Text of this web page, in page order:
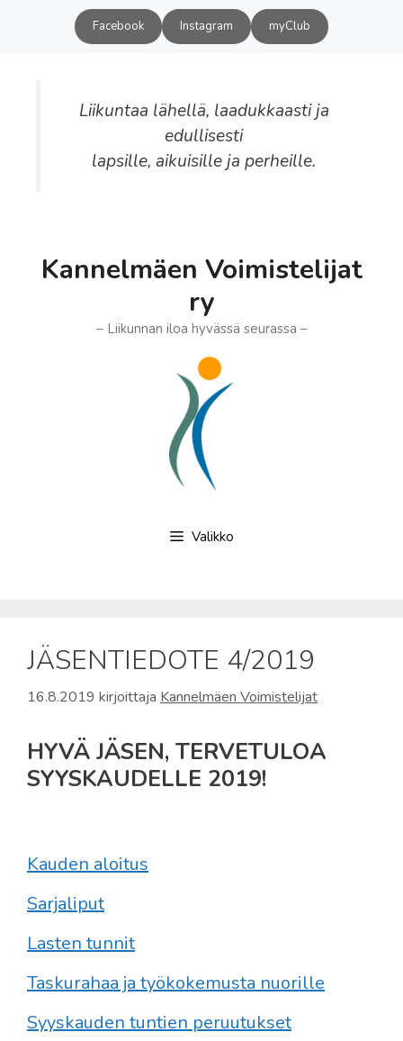
Facebook Instagram myClub
Liikuntaa lähellä, laadukkaasti ja
edullisesti
lapsille, aikuisille ja perheille.
Kannelmäen Voimistelijat
ry
– Liikunnan iloa hyvässä seurassa –
Valikko
JÄSENTIEDOTE 4/2019
16.8.2019 kirjoittaja Kannelmäen Voimistelijat
HYVÄ JÄSEN, TERVETULOA
SYYSKAUDELLE 2019!
Kauden aloitus
Sarjaliput
Lasten tunnit
Taskurahaa ja työkokemusta nuorille
Syyskauden tuntien peruutukset